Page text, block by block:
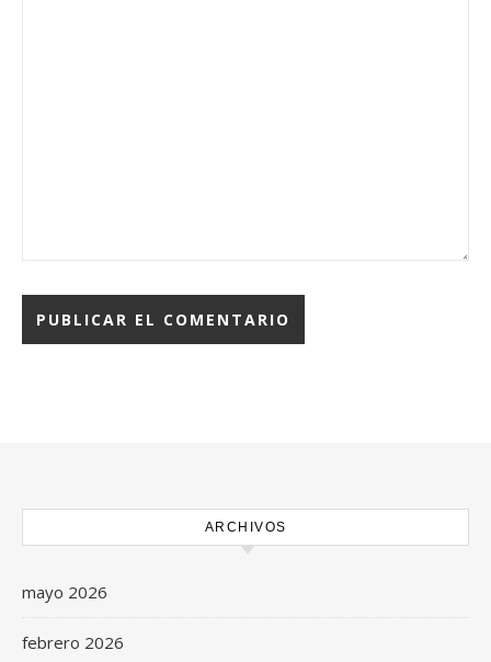
ARCHIVOS
mayo 2026
febrero 2026